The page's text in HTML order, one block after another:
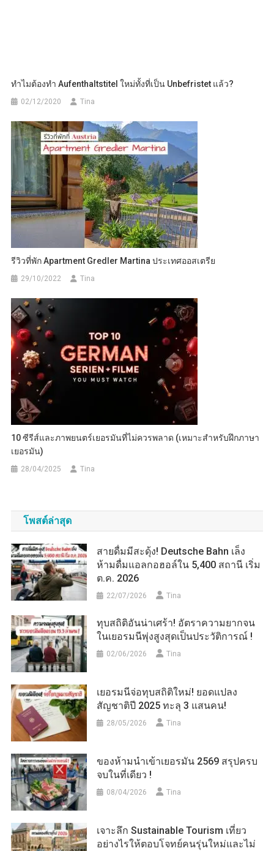
ทำไมต้องทำ Aufenthaltstitel ใหม่ทั้งที่เป็น Unbefristet แล้ว?
02/12/2020 Tina
รีวิวที่พัก Apartment Gredler Martina ประเทศออสเตรีย
29/10/2022 Tina
10 ซีรีส์และภาพยนตร์เยอรมันที่ไม่ควรพลาด (เหมาะสำหรับฝึกภาษา
เยอรมัน)
28/04/2025 Tina
โพสต์ล่าสุด
สายดื่มมีสะดุ้ง! Deutsche Bahn เล็ง
ห้ามดื่มแอลกอฮอล์ใน 5,400 สถานี เริ่ม
ต.ค. 2026
22/07/2026 Tina
ทุบสถิติอันน่าเศร้า! อัตราความยากจน
ในเยอรมนีพุ่งสูงสุดเป็นประวัติการณ์ !
02/06/2026 Tina
เยอรมนีจ่อทุบสถิติใหม่! ยอดแปลง
สัญชาติปี 2025 ทะลุ 3 แสนคน!
28/05/2026 Tina
ของห้ามนำเข้าเยอรมัน 2569 สรุปครบ
จบในที่เดียว !
08/04/2026 Tina
เจาะลึก Sustainable Tourism เที่ยว
อย่างไรให้ตอบโจทย์คนรุ่นใหม่และไม่